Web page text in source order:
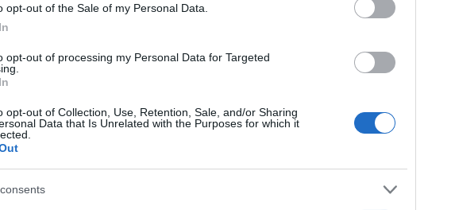
opt-out of the Sale of my Personal Data.
opt-out of processing my Personal Data for Targeted
opt-out of Collection, Use, Retention, Sale, and/or Sharing
Data that Is Unrelated with the Purposes for which it
nuevos vehículos, nuevos modos de
PRECIO
Ética en IA:
mitigaciones